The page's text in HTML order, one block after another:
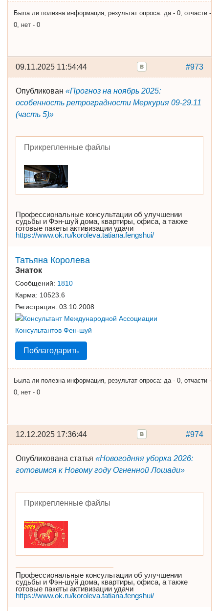
Была ли полезна информация, результат опроса: да - 0, отчасти -
0, нет - 0
#973
09.11.2025 11:54:44
Опубликован «Прогноз на ноябрь 2025:
особенность ретроградности Меркурия 09-29.11
(часть 5)»
Прикрепленные файлы
Профессиональные консультации об улучшении
судьбы и Фэн-шуй дома, квартиры, офиса, а также
готовые пакеты активизации удачи
https://www.ok.ru/koroleva.tatiana.fengshui/
Татьяна Королева
Знаток
Сообщений: 1810
Карма: 10523.6
Регистрация: 03.10.2008
Поблагодарить
Была ли полезна информация, результат опроса: да - 0, отчасти -
0, нет - 0
#974
12.12.2025 17:36:44
Опубликована статья «Новогодняя уборка 2026:
готовимся к Новому году Огненной Лошади»
Прикрепленные файлы
Профессиональные консультации об улучшении
судьбы и Фэн-шуй дома, квартиры, офиса, а также
готовые пакеты активизации удачи
https://www.ok.ru/koroleva.tatiana.fengshui/